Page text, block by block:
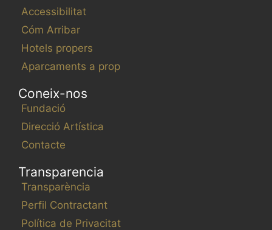
Accessibilitat
Cóm Arribar
Hotels propers
Aparcaments a prop
Coneix-nos
Fundació
Direcció Artística
Contacte
Transparencia
Transparència
Perfil Contractant
Política de Privacitat